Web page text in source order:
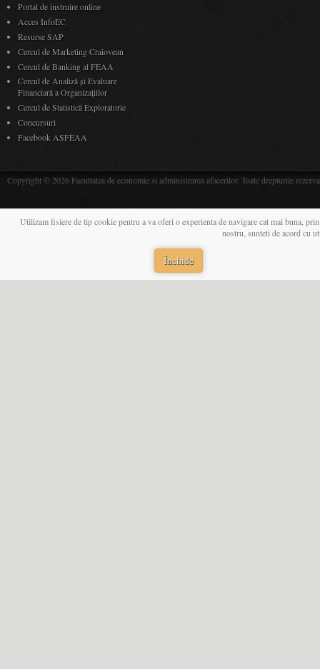
Portal de instruire online
Acces InfoEC
Resurse SAP
Cercul de Marketing Craiovean
Cercul de Banking al FEAA
Cercul de Analiză și Evaluare
Financiară a Organizațiilor
Cercul de Statistică Exploratorie
Concursuri
Facebook ASFEAA
Copyright © 2026 Facultatea de economie si administrarea afacerilor. Toate drepturile
Utilizam fisiere de tip cookie pentru a va oferi o experienta de navigare cat mai buna,
nostru, sunteti de acord cu
Închide